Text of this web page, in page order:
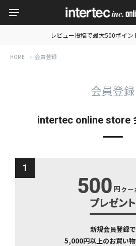
レビュー投稿で最大500ポイン
HOME 会員登録
会員登録
intertec online store
1
新規会員登録で
5,000円以上のお買い